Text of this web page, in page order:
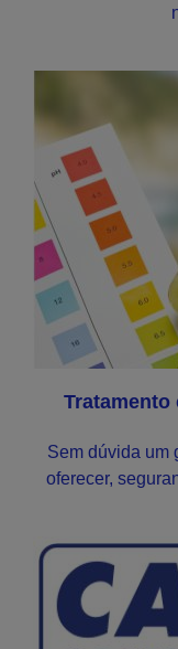
Tratamento
Sem dúvida um
oferecer,